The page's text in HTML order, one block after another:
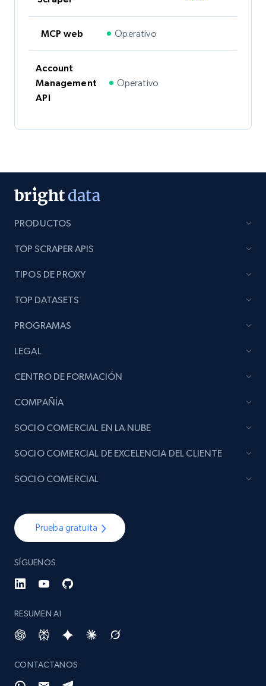
MCP web Operativo
Account
Management
API
Operativo
PRODUCTOS
TOP SCRAPER APIS
TIPOS DE PROXY
TOP DATASETS
PROGRAMAS
LEGAL
CENTRO DE FORMACIÓN
COMPAÑÍA
Prueba gratuita
SÍGUENOS
RESUMEN AI
CONTACTANOS
SOCIO COMERCIAL EN LA NUBE
SOCIO COMERCIAL DE EXCELENCIA DEL CLIENTE
SOCIO COMERCIAL